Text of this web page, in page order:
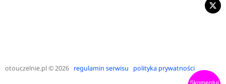
otouczelnie.pl© 2026 regulamin serwisu polityka prywatności